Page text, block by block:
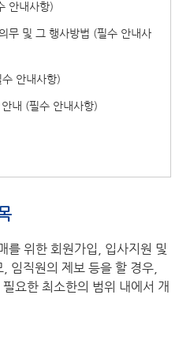
안내사항)
무 및 그 행사방법 (필수 안내사
안내사항)
내 (필수 안내사항)
를 위한 회원가입, 입사지원 및
임직원의 제보 등을 할 경우,
요한 최소한의 범위 내에서 개